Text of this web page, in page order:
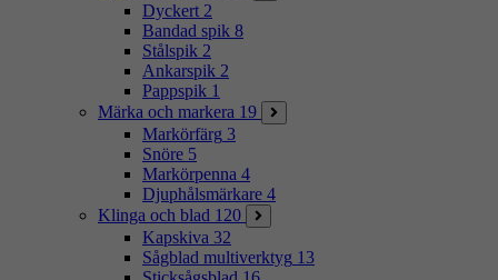
Dyckert 2
Bandad spik 8
Stålspik 2
Ankarspik 2
Pappspik 1
Märka och markera 19
Markörfärg 3
Snöre 5
Markörpenna 4
Djuphålsmärkare 4
Klinga och blad 120
Kapskiva 32
Sågblad multiverktyg 13